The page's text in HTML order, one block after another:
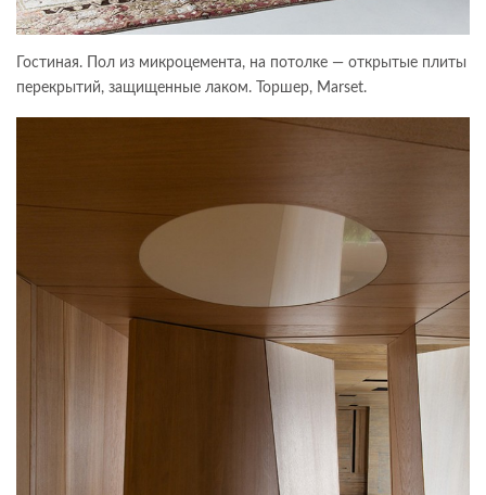
Гостиная. Пол из микроцемента, на потолке — открытые плиты
перекрытий, защищенные лаком. Торшер, Marset.